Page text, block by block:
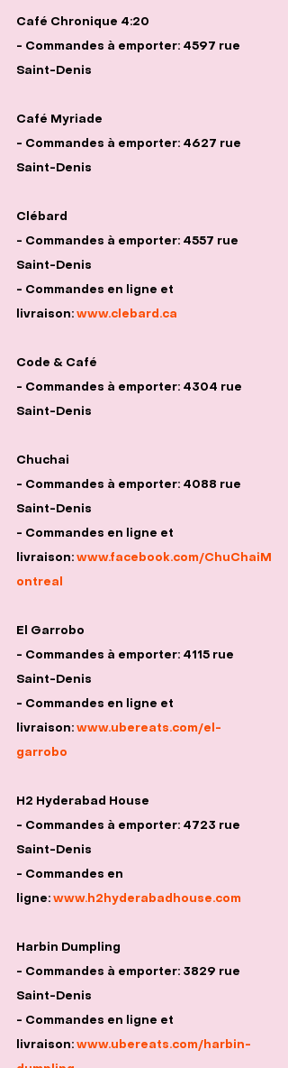
Café Chronique 4:20
- Commandes à emporter: 4597 rue
Saint-Denis
Café Myriade
- Commandes à emporter: 4627 rue
Saint-Denis
Clébard
- Commandes à emporter: 4557 rue
Saint-Denis
- Commandes en ligne et
livraison: www.clebard.ca
Code & Café
- Commandes à emporter: 4304 rue
Saint-Denis
Chuchai
- Commandes à emporter: 4088 rue
Saint-Denis
- Commandes en ligne et
livraison: www.facebook.com/ChuChaiM
ontreal
El Garrobo
- Commandes à emporter: 4115 rue
Saint-Denis
- Commandes en ligne et
livraison: www.ubereats.com/el-
garrobo
H2 Hyderabad House
- Commandes à emporter: 4723 rue
Saint-Denis
- Commandes en
ligne: www.h2hyderabadhouse.com
Harbin Dumpling
- Commandes à emporter: 3829 rue
Saint-Denis
- Commandes en ligne et
livraison: www.ubereats.com/harbin-